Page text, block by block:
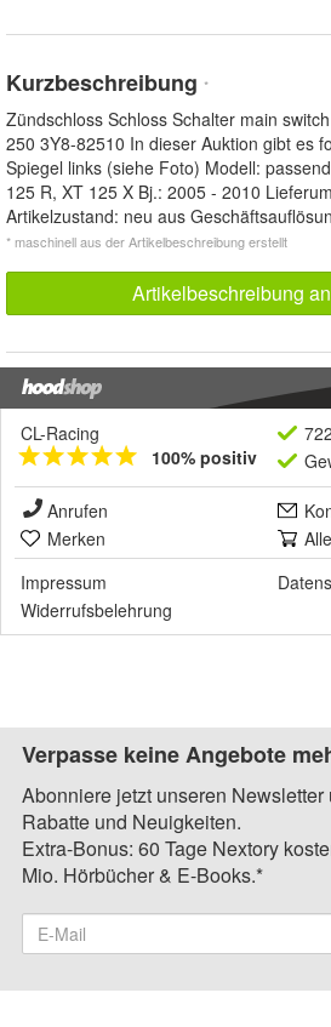
Kurzbeschreibung *
Zündschloss Schloss Schalter main
250 3Y8-82510 In dieser Auktion gibt es
Spiegel links (siehe Foto) Modell:
125 R, XT 125 X Bj.: 2005 - 2010
Artikelzustand: neu aus
* maschinell aus der Artikelbeschreibung erstellt
Artikelbeschreibung
CL-Racing
100% positiv
Anrufen
Merken
Impressum
Widerrufsbelehrung
Verpasse keine Angebote
Abonniere jetzt unseren
Rabatte und Neuigkeiten.
Extra-Bonus: 60 Tage Nextory
Mio. Hörbücher & E-Books.*